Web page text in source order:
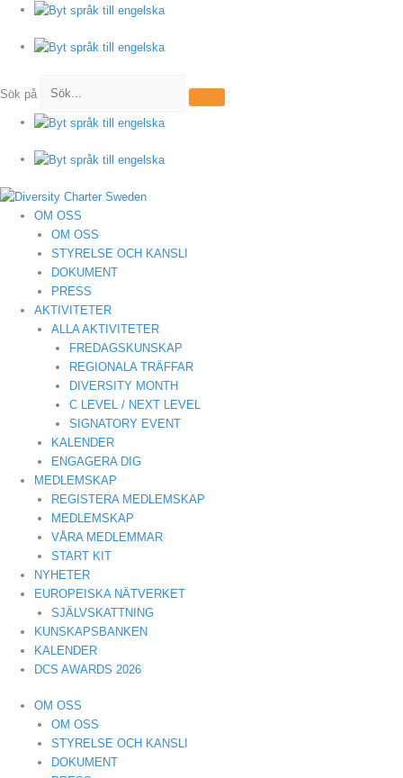
Hoppa
innehåll
Sök på
OM OSS
OM OSS
STYRELSE OCH KANSLI
DOKUMENT
PRESS
AKTIVITETER
ALLA AKTIVITETER
FREDAGSKUNSKAP
REGIONALA TRÄFFAR
DIVERSITY MONTH
C LEVEL / NEXT LEVEL
SIGNATORY EVENT
KALENDER
ENGAGERA DIG
MEDLEMSKAP
REGISTERA MEDLEMSKAP
MEDLEMSKAP
VÅRA MEDLEMMAR
START KIT
NYHETER
EUROPEISKA NÄTVERKET
SJÄLVSKATTNING
KUNSKAPSBANKEN
KALENDER
DCS AWARDS 2026
OM OSS
OM OSS
STYRELSE OCH KANSLI
DOKUMENT